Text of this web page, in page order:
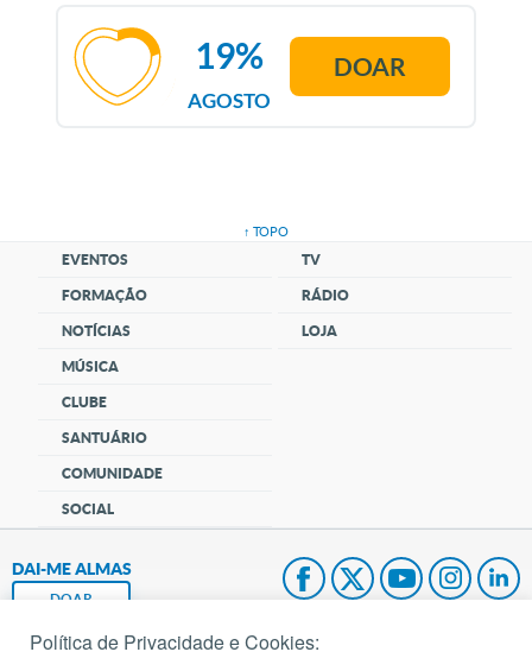
AGOSTO
19% DOAR
↑ TOPO
EVENTOS
FORMAÇÃO
NOTÍCIAS
MÚSICA
CLUBE
SANTUÁRIO
COMUNIDADE
SOCIAL
TV
RÁDIO
LOJA
DAI-ME ALMAS
DOAR
Política de Privacidade e Cookies: